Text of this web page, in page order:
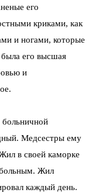
его
криками, как
и ногами, которые
его высшая
и
Медсестры ему
в своей каморке
Жил
каждый день.